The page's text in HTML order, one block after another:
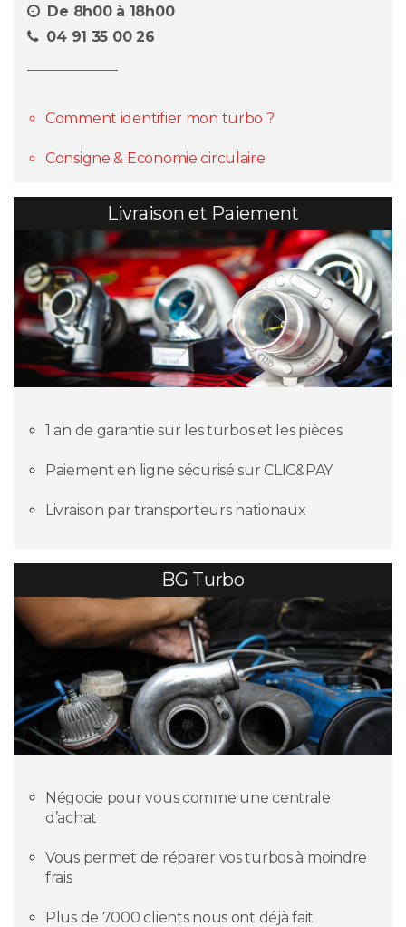
De 8h00 à 18h00
04 91 35 00 26
Comment identifier mon turbo ?
Consigne & Economie circulaire
Livraison et Paiement
1 an de garantie sur les turbos et les pièces
Paiement en ligne sécurisé sur CLIC&PAY
Livraison par transporteurs nationaux
BG Turbo
Négocie pour vous comme une centrale
d’achat
Vous permet de réparer vos turbos à moindre
frais
Plus de 7000 clients nous ont déjà fait